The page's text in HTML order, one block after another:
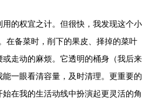
的权宜之计。但很快，我发现这个小
在备菜时，削下的果皮、择掉的菜叶
走动的麻烦。它透明的桶身（我后来
一眼看清容量，及时清理。更重要的
在我的生活动线中扮演起更灵活的角